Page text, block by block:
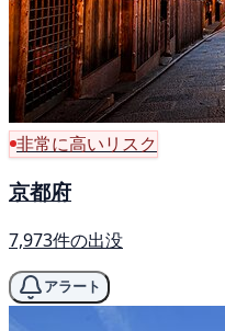
非常に高いリスク
京都府
7,973件の出没
アラート